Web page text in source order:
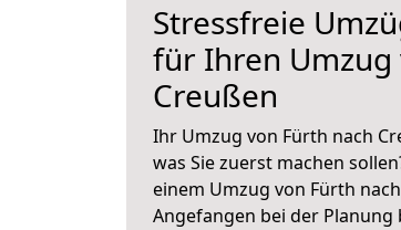
Stressfreie
für Ihren Umzug
Creußen
Ihr Umzug von Fürth nach
was Sie zuerst machen
einem Umzug von Fürth
Angefangen bei der